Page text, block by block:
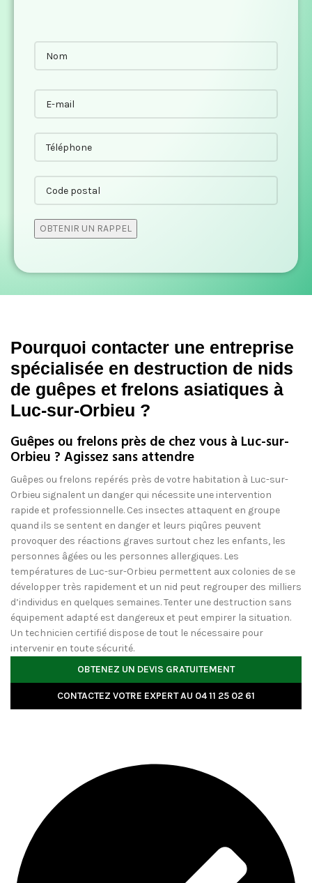
Pourquoi contacter une entreprise
spécialisée en destruction de nids
de guêpes et frelons asiatiques à
Luc-sur-Orbieu ?
Guêpes ou frelons près de chez vous à Luc-sur-
Orbieu ? Agissez sans attendre
Guêpes ou frelons repérés près de votre habitation à Luc-sur-
Orbieu signalent un danger qui nécessite une intervention
rapide et professionnelle. Ces insectes attaquent en groupe
quand ils se sentent en danger et leurs piqûres peuvent
provoquer des réactions graves surtout chez les enfants, les
personnes âgées ou les personnes allergiques. Les
températures de Luc-sur-Orbieu permettent aux colonies de se
développer très rapidement et un nid peut regrouper des milliers
d’individus en quelques semaines. Tenter une destruction sans
équipement adapté est dangereux et peut empirer la situation.
Un technicien certifié dispose de tout le nécessaire pour
intervenir en toute sécurité.
OBTENEZ UN DEVIS GRATUITEMENT
CONTACTEZ VOTRE EXPERT AU 04 11 25 02 61